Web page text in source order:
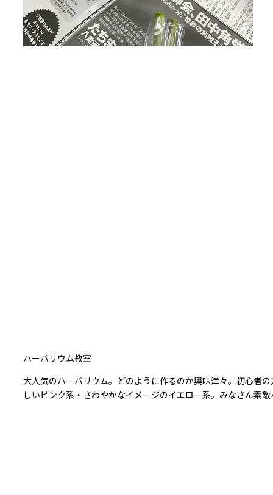
ハーバリウム教室
大人気のハーバリウム。どのように作るのか興味津々。初心者
しいピンク系・さわやかなイメージのイエロー系。みなさん素